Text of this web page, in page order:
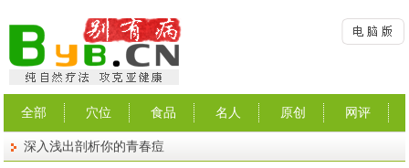
全部 穴位 食品 名人 原创 网评
深入浅出剖析你的青春痘